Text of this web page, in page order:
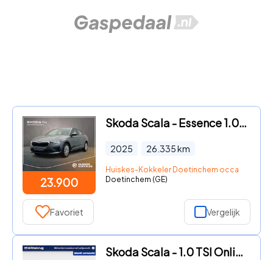
23.900
Skoda Scala - Essence 1.0 TSI 95pk Cruise control, Airco, Parkeersensor ac
2025 26.335km
Huiskes-Kokkeler Doetinchem occasion
Doetinchem (GE)
Favoriet Vergelijk
Skoda Scala - 1.0 TSI Online Edition / CRUISE/ AIRCO/ PARK. SENSOREN/ MULT